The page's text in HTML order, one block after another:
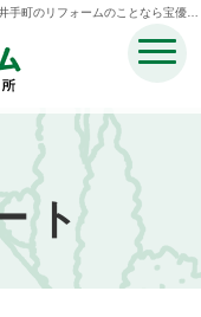
町のリフォームのことなら宝優工
ト